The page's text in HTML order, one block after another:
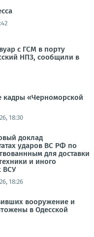
с ГСМ в порту
НПЗ, сообщили в
кадры «Черноморской
18:30
доклад
ударов ВС РФ по
для доставки
и иного
ВСУ
18:26
вооружение и
в Одесской